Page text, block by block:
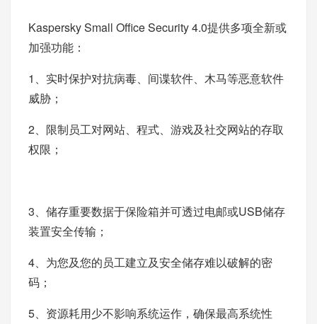
Kaspersky Small Office Security 4.0提供多项全新或
加强功能：
1、实时保护对抗病毒、间谍软件、木马等恶意软件
威胁；
2、限制员工对网站、程式、游戏及社交网站的存取
权限；
3、储存重要数据于保险箱并可透过电邮或USB储存
装置安全传输；
4、为您及您的员工建立及安全储存难以破解的密
码；
5、资源耗用少不影响系统运作，确保最高系统性